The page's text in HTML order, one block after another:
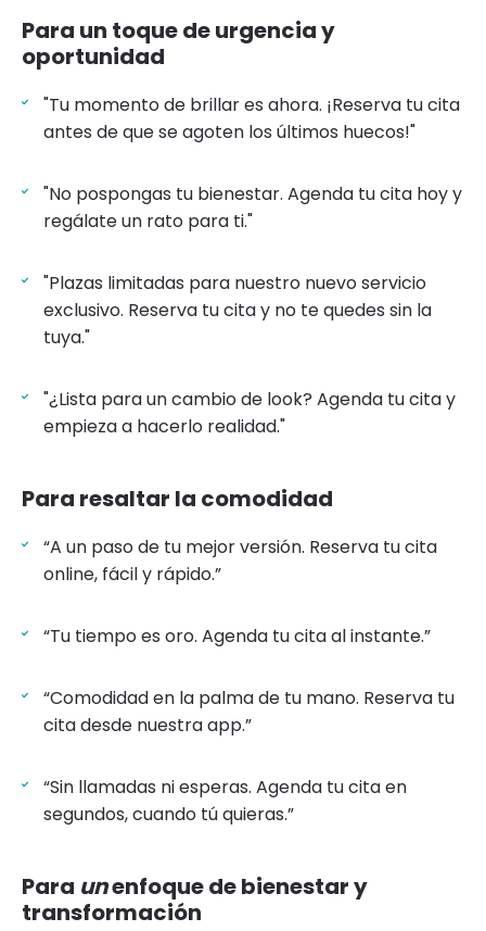
Para un toque de urgencia y
oportunidad
"Tu momento de brillar es ahora. ¡Reserva tu cita
antes de que se agoten los últimos huecos!"
"No pospongas tu bienestar. Agenda tu cita hoy y
regálate un rato para ti."
"Plazas limitadas para nuestro nuevo servicio
exclusivo. Reserva tu cita y no te quedes sin la
tuya."
"¿Lista para un cambio de look? Agenda tu cita y
empieza a hacerlo realidad."
Para resaltar la comodidad
“A un paso de tu mejor versión. Reserva tu cita
online, fácil y rápido.”
“Tu tiempo es oro. Agenda tu cita al instante.”
“Comodidad en la palma de tu mano. Reserva tu
cita desde nuestra app.”
“Sin llamadas ni esperas. Agenda tu cita en
segundos, cuando tú quieras.”
Para unenfoque de bienestar y
transformación